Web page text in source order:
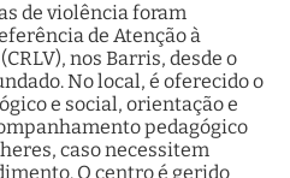
de violência foram
de Atenção à
nos Barris, desde o
No local, é oferecido o
e social, orientação e
pedagógico
caso necessitem
O centro é gerido